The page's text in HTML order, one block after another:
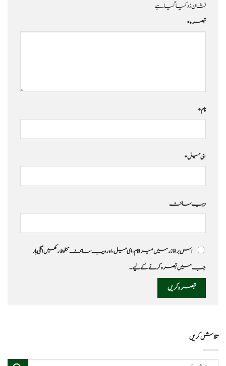
نشان زد کیا گیا ہے
تبصرہ*
نام*
ای میل*
ویب‌ سائٹ
اس براؤزر میں میرا نام، ای میل، اور ویب سائٹ محفوظ رکھیں اگلی بار
جب میں تبصرہ کرنے کےلیے۔
تلاش کریں